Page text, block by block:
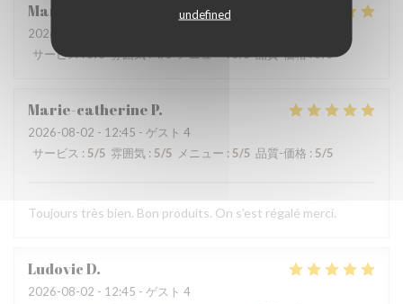
undefined
Martine
2026-08-01
サービス:5/5 雰囲気:4/5 メニュー:5/5 品質-価格:5/5
Marie-catherineP
2026-08-02 - 12:45 - ゲスト 4
サービス : 5/5 雰囲気 : 5/5 メニュー : 5/5 品質-価格 : 5/5
Toujours très bien. Bon produits. On s’est régalé merci.
LudovicD
2026-08-02 - 12:45 - ゲスト 4